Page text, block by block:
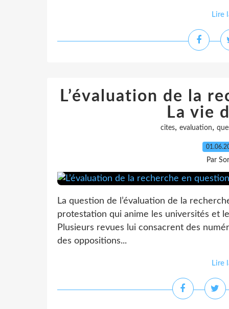
Lire
L’évaluation de la
La vie
cites, evaluation,
Par
La question de l’évaluation de la
protestation qui anime les universités et
Plusieurs revues lui consacrent des
des oppositions...
Lire